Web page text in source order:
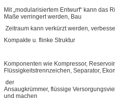
Mit „modularisiertem Entwurf“ kann das
Maße verringert werden, Bau
Zeitraum kann verkürzt werden,
Kompakte u. flinke Struktur
Komponenten wie Kompressor,
Flüssigkeitstrennzeichen, Separator,
der
Ansaugkrümmer, flüssige
und machen